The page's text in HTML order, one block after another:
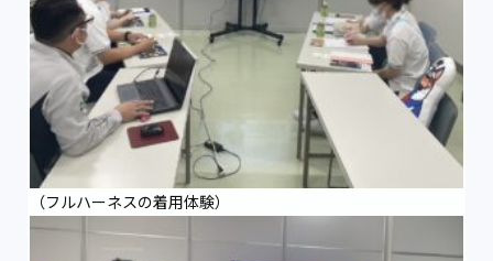
（フルハーネスの着用体験）